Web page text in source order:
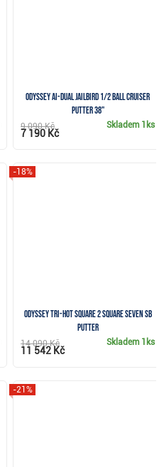
Odyssey Ai-DUAL Jailbird 1/2 Ball Cruiser
putter 38"
Skladem 1ks
9 090 Kč
7 190 Kč
Odyssey Tri-Hot Square 2 Square Seven SB
putter
-18%
Skladem 1ks
14 090 Kč
11 542 Kč
-21%